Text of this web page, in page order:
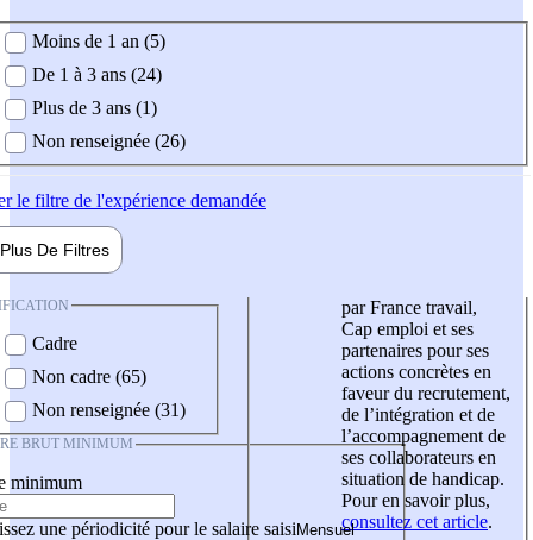
demandée
Moins de 1 an (5)
De 1 à 3 ans (24)
Plus de 3 ans (1)
Non renseignée (26)
le filtre de l'expérience demandée
Plus De Filtres
Cadre
Non cadre (65)
Non renseignée (31)
BRUT MINIMUM
minimum
une périodicité pour le salaire saisi
par France travail,
Cap emploi et ses
partenaires pour ses
actions concrètes en
faveur du recrutement,
de l’intégration et de
l’accompagnement de
ses collaborateurs en
situation de handicap.
Pour en savoir plus,
consultez cet article.